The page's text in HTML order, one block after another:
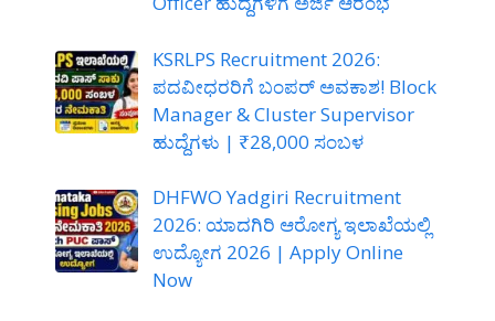
KSRLPS Recruitment 2026:
ಪದವೀಧರರಿಗೆ ಬಂಪರ್ ಅವಕಾಶ! Block
Manager & Cluster Supervisor
ಹುದ್ದೆಗಳು | ₹28,000 ಸಂಬಳ
DHFWO Yadgiri Recruitment
2026: ಯಾದಗಿರಿ ಆರೋಗ್ಯ ಇಲಾಖೆಯಲ್ಲಿ
ಉದ್ಯೋಗ 2026 | Apply Online
Now